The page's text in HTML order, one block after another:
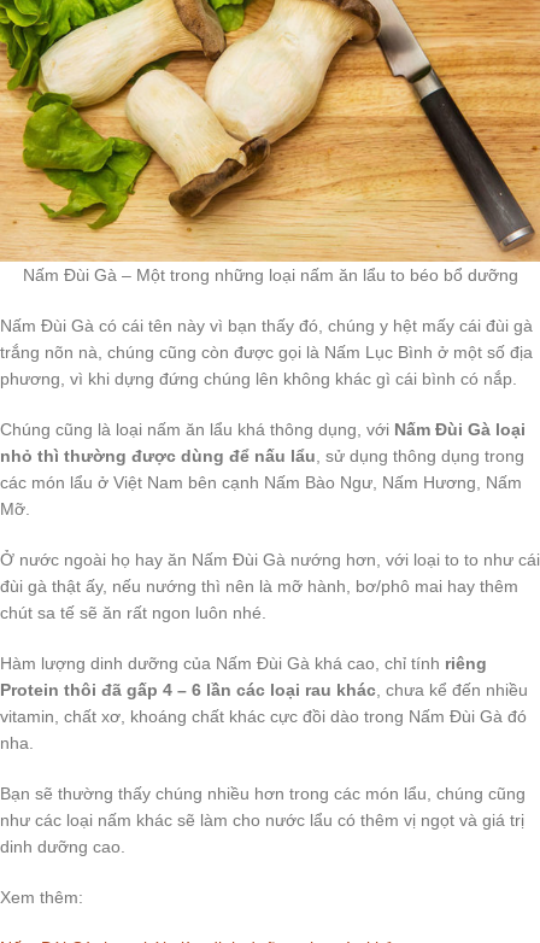
Nấm Đùi Gà – Một trong những loại nấm ăn lẩu to béo bổ dưỡng
Nấm Đùi Gà có cái tên này vì bạn thấy đó, chúng y hệt mấy cái đùi gà
trắng nõn nà, chúng cũng còn được gọi là Nấm Lục Bình ở một số địa
phương, vì khi dựng đứng chúng lên không khác gì cái bình có nắp.
Chúng cũng là loại nấm ăn lẩu khá thông dụng, với Nấm Đùi Gà loại
nhỏ thì thường được dùng để nấu lẩu , sử dụng thông dụng trong
các món lẩu ở Việt Nam bên cạnh Nấm Bào Ngư, Nấm Hương, Nấm
Mỡ.
Ở nước ngoài họ hay ăn Nấm Đùi Gà nướng hơn, với loại to to như cái
đùi gà thật ấy, nếu nướng thì nên là mỡ hành, bơ/phô mai hay thêm
chút sa tế sẽ ăn rất ngon luôn nhé.
Hàm lượng dinh dưỡng của Nấm Đùi Gà khá cao, chỉ tính riêng
Protein thôi đã gấp 4 – 6 lần các loại rau khác , chưa kể đến nhiều
vitamin, chất xơ, khoáng chất khác cực đồi dào trong Nấm Đùi Gà đó
nha.
Bạn sẽ thường thấy chúng nhiều hơn trong các món lẩu, chúng cũng
như các loại nấm khác sẽ làm cho nước lẩu có thêm vị ngọt và giá trị
dinh dưỡng cao.
Xem thêm: